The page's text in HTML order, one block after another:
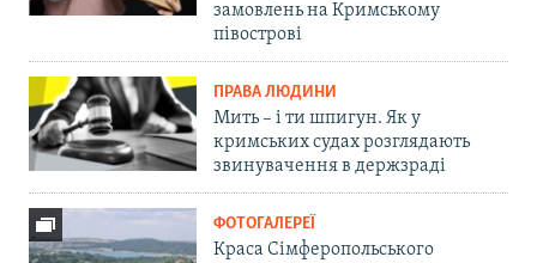
замовлень на Кримському
півострові
ПРАВА ЛЮДИНИ
Мить – і ти шпигун. Як у
кримських судах розглядають
звинувачення в держзраді
ФОТОГАЛЕРЕЇ
Краса Сімферопольського